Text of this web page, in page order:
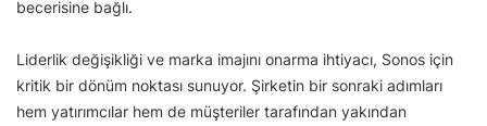
becerisine bağlı.
Liderlik değişikliği ve marka imajını onarma ihtiyacı, Sonos için
kritik bir dönüm noktası sunuyor. Şirketin bir sonraki adımları
hem yatırımcılar hem de müşteriler tarafından yakından